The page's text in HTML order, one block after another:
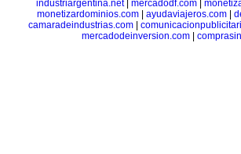
industriargentina.net| mercadodf.com|
monetizardominios.com
ayudaviajeros.com
camaradeindustrias.com|
mercadodeinversion.com|